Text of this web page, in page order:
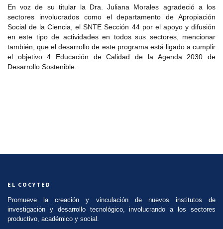
En voz de su titular la Dra. Juliana Morales agradeció a los
sectores involucrados como el departamento de Apropiación
Social de la Ciencia, el SNTE Sección 44 por el apoyo y difusión
en este tipo de actividades en todos sus sectores, mencionar
también, que el desarrollo de este programa está ligado a cumplir
el objetivo 4 Educación de Calidad de la Agenda 2030 de
Desarrollo Sostenible.
EL COCYTED
Promueve la creación y vinculación de nuevos institutos de
investigación y desarrollo tecnológico, involucrando a los sectores
productivo, académico y social.